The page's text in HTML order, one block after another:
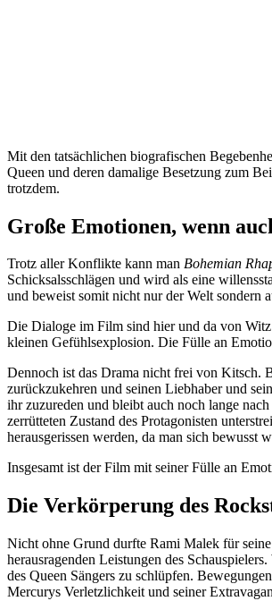
Mit den tatsächlichen biografischen
Queen und deren damalige Besetzung zum
trotzdem.
Große Emotionen, wenn
Trotz aller Konflikte kann man Bohemian
Schicksalsschlägen und wird als eine
und beweist somit nicht nur der Welt sondern
Die Dialoge im Film sind hier und da von
kleinen Gefühlsexplosion. Die Fülle an
Dennoch ist das Drama nicht frei von Kitsch.
zurückzukehren und seinen Liebhaber und
ihr zuzureden und bleibt auch noch lange
zerrütteten Zustand des Protagonisten
herausgerissen werden, da man sich bewusst
Insgesamt ist der Film mit seiner Fülle an
Die Verkörperung des
Nicht ohne Grund durfte Rami Malek für
herausragenden Leistungen des
des Queen Sängers zu schlüpfen.
Mercurys Verletzlichkeit und seiner